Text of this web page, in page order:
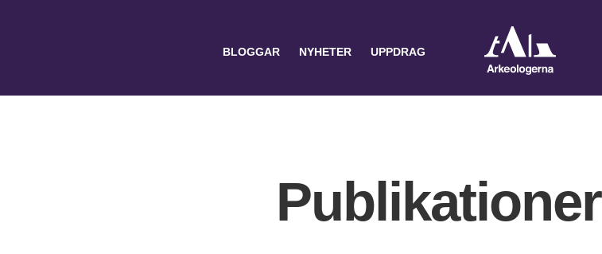
BLOGGAR NYHETER UPPDRAG
Publikationer